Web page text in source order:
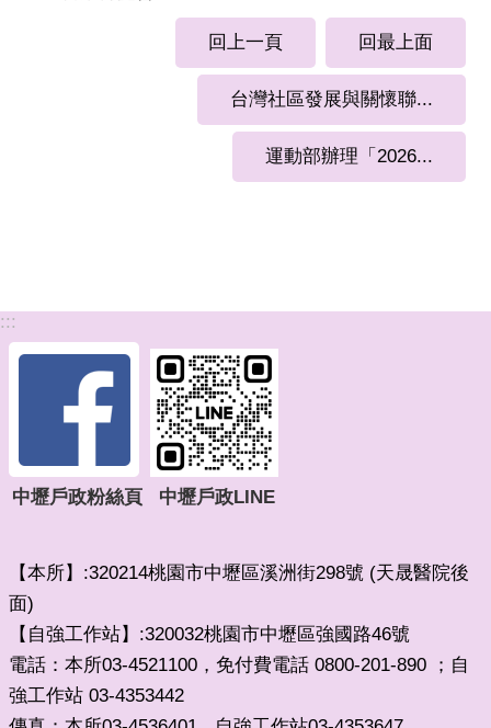
回上一頁 回最上面
台灣社區發展與關懷聯...
運動部辦理「2026...
:::
中壢戶政粉絲頁 中壢戶政LINE
【本所】:320214桃園市中壢區溪洲街298號 (天晟醫院後
面)
【自強工作站】:320032桃園市中壢區強國路46號
電話：本所03-4521100，免付費電話 0800-201-890 ；自
強工作站 03-4353442